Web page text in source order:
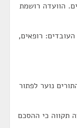
הוועדה רושמת
רופאים,
נוער לפתור
תקווה כי ההסכם